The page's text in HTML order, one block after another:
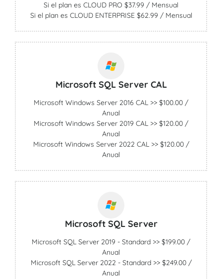
Si el plan es CLOUD PRO $37.99 / Mensual
Si el plan es CLOUD ENTERPRISE $62.99 / Mensual
Microsoft SQL Server CAL
Microsoft Windows Server 2016 CAL >> $100.00 /
Anual
Microsoft Windows Server 2019 CAL >> $120.00 /
Anual
Microsoft Windows Server 2022 CAL >> $120.00 /
Anual
Microsoft SQL Server
Microsoft SQL Server 2019 - Standard >> $199.00 /
Anual
Microsoft SQL Server 2022 - Standard >> $249.00 /
Anual